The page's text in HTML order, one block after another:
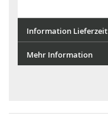
Information Lieferzeit
Mehr Information